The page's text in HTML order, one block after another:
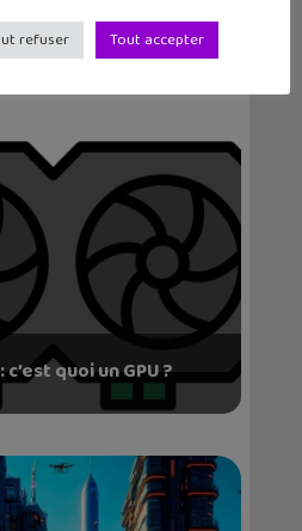
quoi un GPU ?
refuser Tout accepter